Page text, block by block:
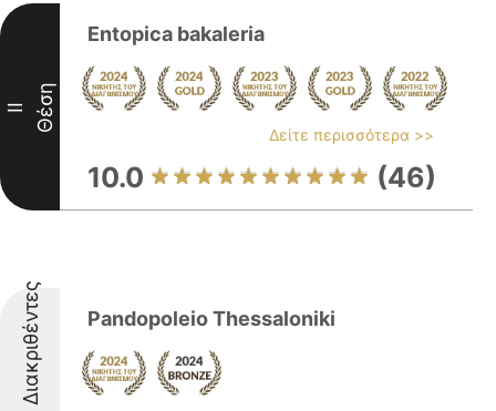
II Θέση
Entopica bakaleria
Δείτε περισσότερα >>
10.0 (46)
Διακριθέντες Pandopoleio Thessaloniki